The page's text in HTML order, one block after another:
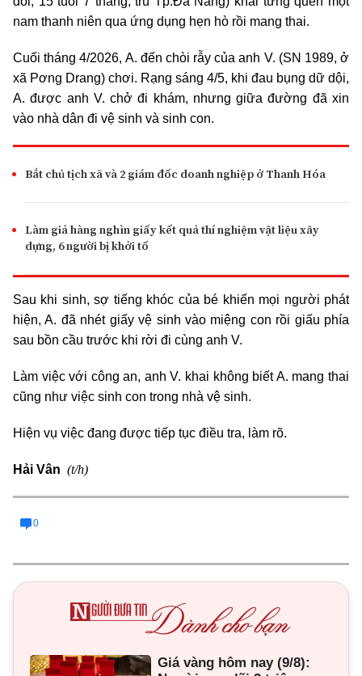
nam thanh niên qua ứng dụng hẹn hò rồi mang thai.
Cuối tháng 4/2026, A. đến chòi rẫy của anh V. (SN 1989, ở
xã Pơng Drang) chơi. Rạng sáng 4/5, khi đau bụng dữ dội,
A. được anh V. chở đi khám, nhưng giữa đường đã xin
vào nhà dân đi vệ sinh và sinh con.
Bắt chủ tịch xã và 2 giám đốc doanh nghiệp ở Thanh Hóa
Làm giả hàng nghìn giấy kết quả thí nghiệm vật liệu xây
dựng, 6 người bị khởi tố
Sau khi sinh, sợ tiếng khóc của bé khiến mọi người phát
hiện, A. đã nhét giấy vệ sinh vào miệng con rồi giấu phía
sau bồn cầu trước khi rời đi cùng anh V.
Làm việc với công an, anh V. khai không biết A. mang thai
cũng như việc sinh con trong nhà vệ sinh.
Hiện vụ việc đang được tiếp tục điều tra, làm rõ.
Hải Vân (t/h)
0
Giá vàng hôm nay (9/8):